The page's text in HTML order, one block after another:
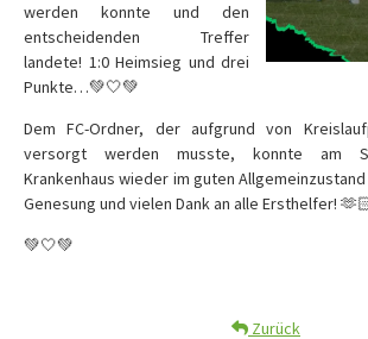
werden konnte und den
entscheidenden Treffer
landete! 1:0 Heimsieg und drei
Punkte…💚🤍💚
Dem FC-Ordner, der aufgrund von
versorgt werden musste, konnte am
Krankenhaus wieder im guten
Genesung und vielen Dank an alle Ersthelfer!
💚🤍💚
Zurück